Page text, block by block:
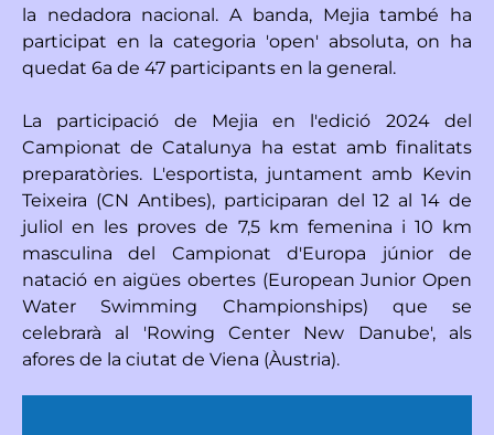
la nedadora nacional. A banda, Mejia també ha
participat en la categoria 'open' absoluta, on ha
quedat 6a de 47 participants en la general.
La participació de Mejia en l'edició 2024 del
Campionat de Catalunya ha estat amb finalitats
preparatòries. L'esportista, juntament amb Kevin
Teixeira (CN Antibes), participaran del 12 al 14 de
juliol en les proves de 7,5 km femenina i 10 km
masculina del Campionat d'Europa júnior de
natació en aigües obertes (European Junior Open
Water Swimming Championships) que se
celebrarà al 'Rowing Center New Danube', als
afores de la ciutat de Viena (Àustria).